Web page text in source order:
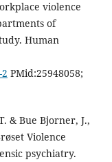
violence
of
Human
PMid:25948058;
& Bue Bjorner, J.,
Violence
psychiatry.